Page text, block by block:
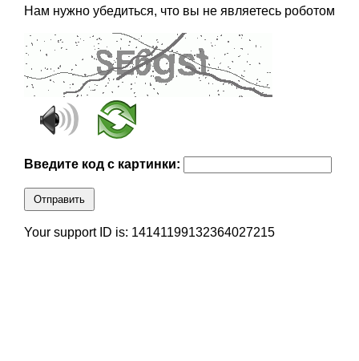
Нам нужно убедиться, что вы не являетесь роботом
Введите код с картинки:
Отправить
Your support ID is: 14141199132364027215